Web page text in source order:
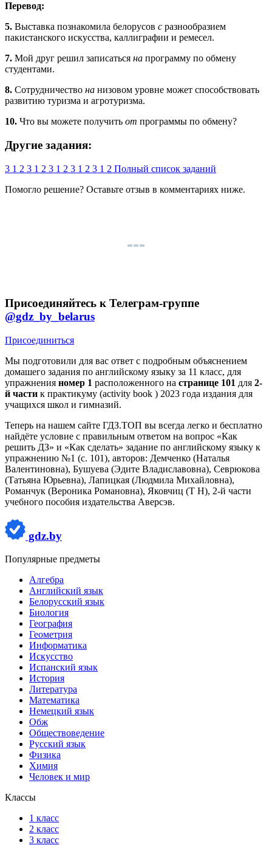
Перевод:
5. Выставка познакомила белорусов с разнообразием
пакистанского искусства, каллиграфии и ремесел.
7. Мой друг решил записаться на программу по обмену
студентами.
8. Сотрудничество на низовом уровне может способствовать
развитию туризма и агротуризма.
10. Что вы можете получить от программы по обмену?
Другие задания:
3 1 2 3 1 2 3 1 2 3 1 2 3 1 2 Полный список заданий
Помогло решение? Оставьте отзыв в комментариях ниже.
Присоединяйтесь к Телеграм-группе
@gdz_by_belarus
Присоединиться
Мы подготовили для вас ответ c подробным объяснением
домашего задания по английскому языку за 11 класс, для
упражнения номер 1 расположенного на странице 101 для 2-
й части к практикуму (activity book ) 2023 года издания для
учащихся школ и гимназий.
Теперь на нашем сайте ГДЗ.ТОП вы всегда легко и бесплатно
найдёте условие с правильным ответом на вопрос «Как
решить ДЗ» и «Как сделать» задание по английскому языку к
упражнению №1 (с. 101), авторов: Демченко (Наталья
Валентиновна), Бушуева (Эдите Владиславовна), Севрюкова
(Татьяна Юрьевна), Лапицкая (Людмила Михайловна),
Романчук (Вероника Романовна), Яковчиц (Т Н), 2-й части
учебного пособия издательства Аверсэв.
gdz.by
Популярные предметы
Алгебра
Английский язык
Белорусский язык
Биология
География
Геометрия
Информатика
Искусство
Испанский язык
История
Литература
Математика
Немецкий язык
Обж
Обществоведение
Русский язык
Физика
Химия
Человек и мир
Классы
1 класс
2 класс
3 класс